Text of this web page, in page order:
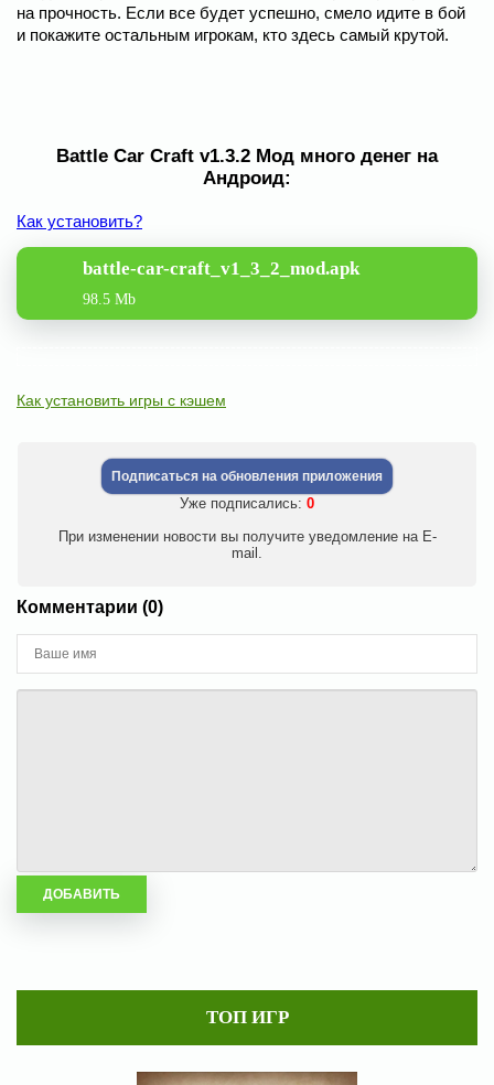
на прочность. Если все будет успешно, смело идите в бой
и покажите остальным игрокам, кто здесь самый крутой.
Battle Car Craft v1.3.2 Мод много денег на
Андроид:
Как установить?
battle-car-craft_v1_3_2_mod.apk
98.5 Mb
Как установить игры с кэшем
Подписаться на обновления приложения
Уже подписались: 0
При изменении новости вы получите уведомление на E-
mail.
Комментарии (0)
ТОП ИГР